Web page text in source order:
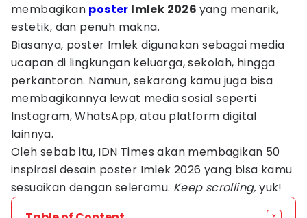
membagikan poster Imlek 2026 yang menarik,
estetik, dan penuh makna.
Biasanya, poster Imlek digunakan sebagai media
ucapan di lingkungan keluarga, sekolah, hingga
perkantoran. Namun, sekarang kamu juga bisa
membagikannya lewat media sosial seperti
Instagram, WhatsApp, atau platform digital
lainnya.
Oleh sebab itu, IDN Times akan membagikan 50
inspirasi desain poster Imlek 2026 yang bisa kamu
sesuaikan dengan seleramu. Keep scrolling, yuk!